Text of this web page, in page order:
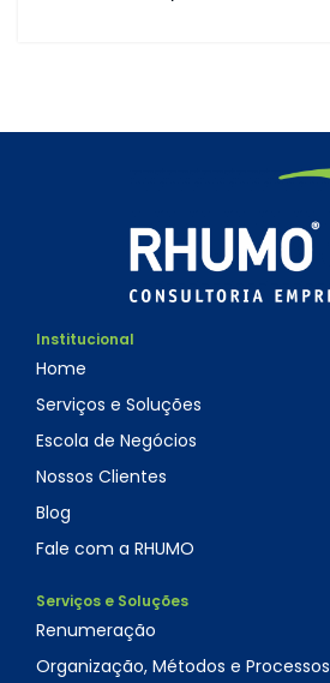
Institucional
Home
Serviços e Soluções
Escola de Negócios
Nossos Clientes
Blog
Fale com a RHUMO
Serviços e Soluções
Renumeração
Organização, Métodos e Processos